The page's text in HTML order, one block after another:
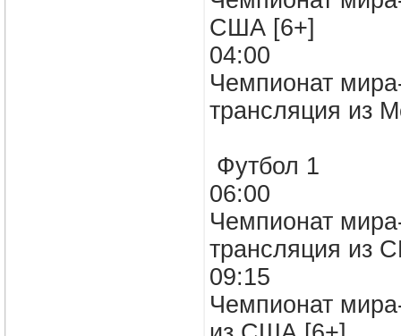
США [6+]
04:00
Чемпионат
трансляция из
Футбол 1
06:00
Чемпионат
трансляция из
09:15
Чемпионат